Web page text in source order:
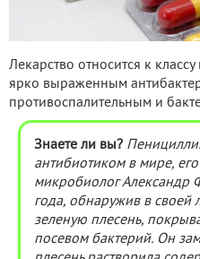
Лекарство относится к
ярко выраженным
противоспалительным и
Знаете ли вы?
антибиотиком в мире,
микробиолог Александр
года, обнаружив в своей
зеленую плесень,
посевом бактерий. Он